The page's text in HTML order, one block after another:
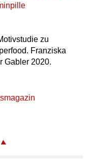
zu
Franziska
Gabler 2020.